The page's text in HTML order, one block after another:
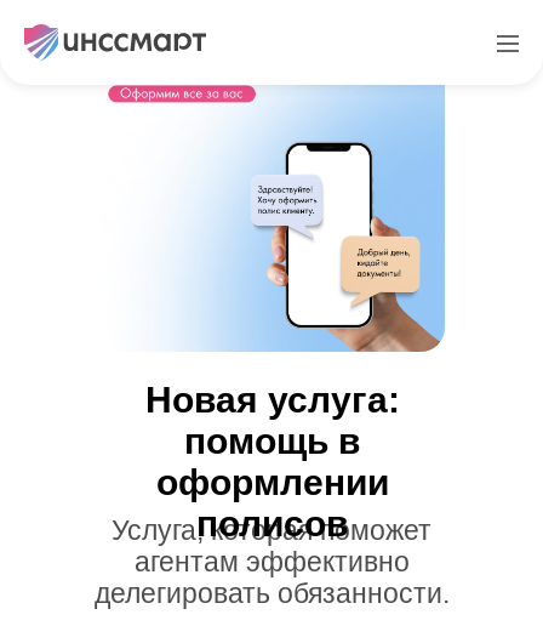
Новая услуга:
помощь в
оформлении
полисов
Услуга, которая поможет
агентам эффективно
делегировать обязанности.